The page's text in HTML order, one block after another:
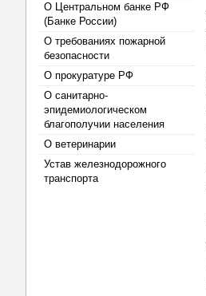
О Центральном банке РФ
(Банке России)
О требованиях пожарной
безопасности
О прокуратуре РФ
О санитарно-
эпидемиологическом
благополучии населения
О ветеринарии
Устав железнодорожного
транспорта